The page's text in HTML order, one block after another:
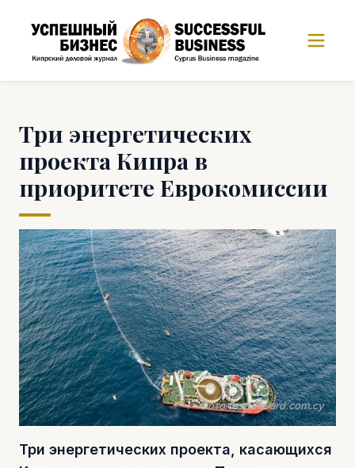
Три энергетических
проекта Кипра в
приоритете Еврокомиссии
Фото fastforward.com.cy
Три энергетических проекта, касающихся